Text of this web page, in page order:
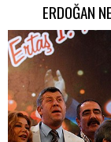
ERDOĞAN